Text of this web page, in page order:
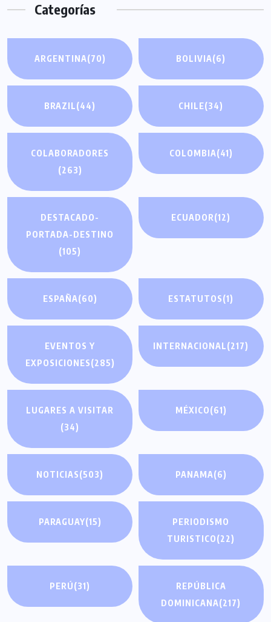
Categorías
ARGENTINA(70) BOLIVIA(6)
BRAZIL(44) CHILE(34)
COLABORADORES
(263)
COLOMBIA(41)
DESTACADO-
PORTADA-DESTINO
(105)
ECUADOR(12)
ESPAÑA(60) ESTATUTOS(1)
EVENTOS Y
EXPOSICIONES(285)
INTERNACIONAL(217)
LUGARES A VISITAR
(34)
MÉXICO(61)
NOTICIAS(503) PANAMA(6)
PARAGUAY(15)
PERIODISMO
TURISTICO(22)
PERÚ(31)
REPÚBLICA
DOMINICANA(217)